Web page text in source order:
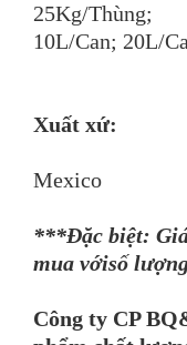
25Kg/Thùng;
10L/Can; 20L/
Xuất xứ:
***Đặc biệt:
mua vớisố
Công ty CP